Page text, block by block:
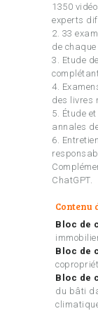
1350
experts
2. 33
de
3. Etude
4.
des livres
5. Étude
annales
6.
ChatGPT.
Contenu
Bloc de
Bloc de
Bloc de
du bâti